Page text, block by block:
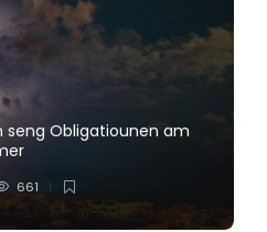
Obligatiounen am
661